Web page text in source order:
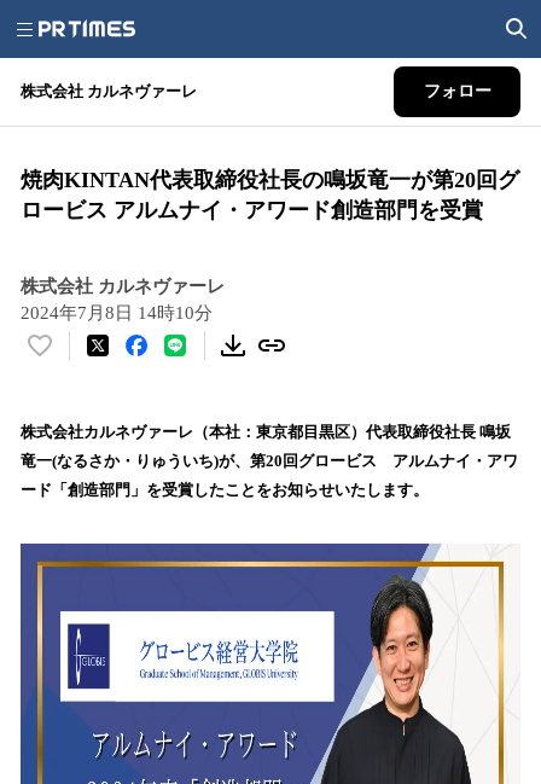
株式会社 カルネヴァーレ フォロー
焼肉KINTAN代表取締役社長の鳴坂竜一が第20回グ
ロービス アルムナイ・アワード創造部門を受賞
株式会社 カルネヴァーレ
2024年7月8日 14時10分
い
！
数
を
込
株式会社カルネヴァーレ（本社：東京都目黒区）代表取締役社長 鳴坂
竜一(なるさか・りゅういち)が、第20回グロービス アルムナイ・アワ
ード「創造部門」を受賞したことをお知らせいたします。